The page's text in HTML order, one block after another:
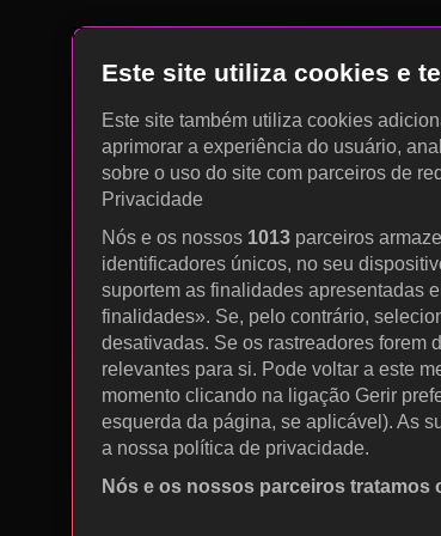
Este site utiliza cookies e
Este site também utiliza cookies
aprimorar a experiência do usuário,
sobre o uso do site com parceiros de
Privacidade
Nós e os nossos 1013 parceiros
identificadores únicos, no seu
suportem as finalidades apresentadas
finalidades». Se, pelo contrário,
desativadas. Se os rastreadores forem
relevantes para si. Pode voltar a este
momento clicando na ligação Gerir
esquerda da página, se aplicável). As
a nossa política de privacidade.
Nós e os nossos parceiros tratamos